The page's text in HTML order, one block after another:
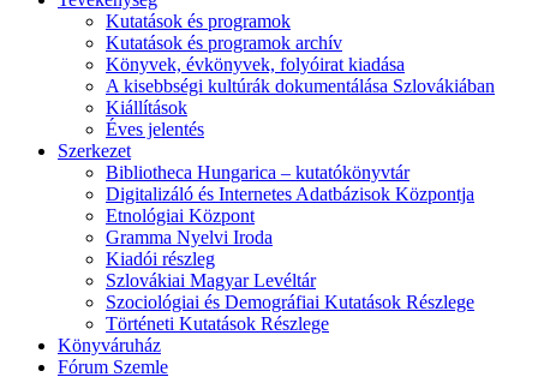
Kutatások és programok
Kutatások és programok archív
Könyvek, évkönyvek, folyóirat kiadása
A kisebbségi kultúrák dokumentálása Szlovákiában
Kiállítások
Éves jelentés
Szerkezet
Bibliotheca Hungarica – kutatókönyvtár
Digitalizáló és Internetes Adatbázisok Központja
Etnológiai Központ
Gramma Nyelvi Iroda
Kiadói részleg
Szlovákiai Magyar Levéltár
Szociológiai és Demográfiai Kutatások Részlege
Történeti Kutatások Részlege
Könyváruház
Fórum Szemle